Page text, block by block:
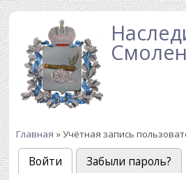
Перейти к основному содержанию
Вы здесь
Главная » Учётная запись
Главные вкладки
Войти (активная вкладка)
Забыли пароль?